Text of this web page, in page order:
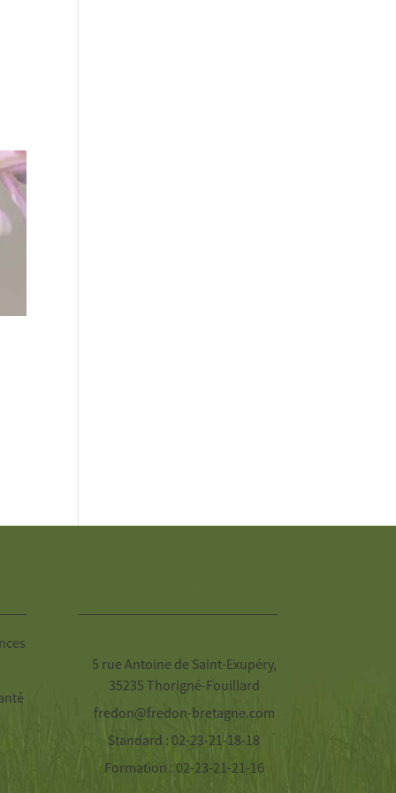
5 rue Antoine de Saint-Exupéry,
35235 Thorigné-Fouillard
fredon@fredon-bretagne.com
Standard : 02-23-21-18-18
Formation : 02-23-21-21-16